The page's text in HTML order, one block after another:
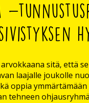
-
sitä, että
laajalle joukolle
oppia ymmärtämään
tehneen